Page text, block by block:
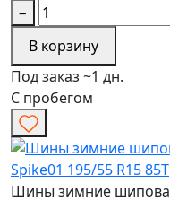
−
В корзину
Под заказ ~1 дн.
С пробегом
Шины зимние